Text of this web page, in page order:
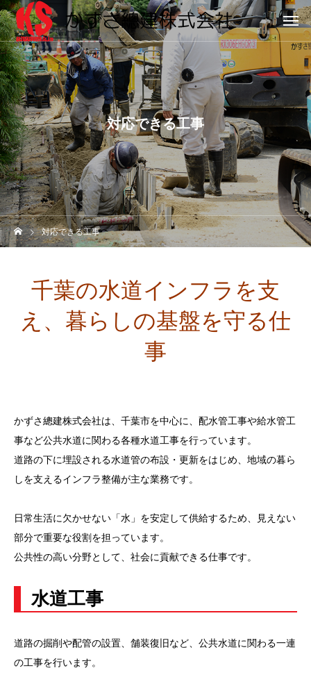
対応できる工事
対応できる工事
千葉の水道インフラを支
え、暮らしの基盤を守る仕
事
かずさ總建株式会社は、千葉市を中心に、配水管工事や給水管工
事など公共水道に関わる各種水道工事を行っています。
道路の下に埋設される水道管の布設・更新をはじめ、地域の暮ら
しを支えるインフラ整備が主な業務です。
日常生活に欠かせない「水」を安定して供給するため、見えない
部分で重要な役割を担っています。
公共性の高い分野として、社会に貢献できる仕事です。
水道工事
道路の掘削や配管の設置、舗装復旧など、公共水道に関わる一連
の工事を行います。